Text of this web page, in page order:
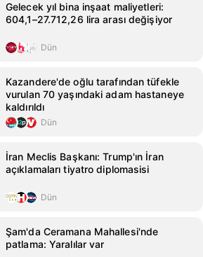
Gelecek yıl bina inşaat maliyetleri:
604,1–27.712,26 lira arası değişiyor
Dün
Kazandere'de oğlu tarafından tüfekle
vurulan 70 yaşındaki adam hastaneye
kaldırıldı
Dün
İran Meclis Başkanı: Trump'ın İran
açıklamaları tiyatro diplomasisi
Dün
Şam'da Ceramana Mahallesi'nde
patlama: Yaralılar var